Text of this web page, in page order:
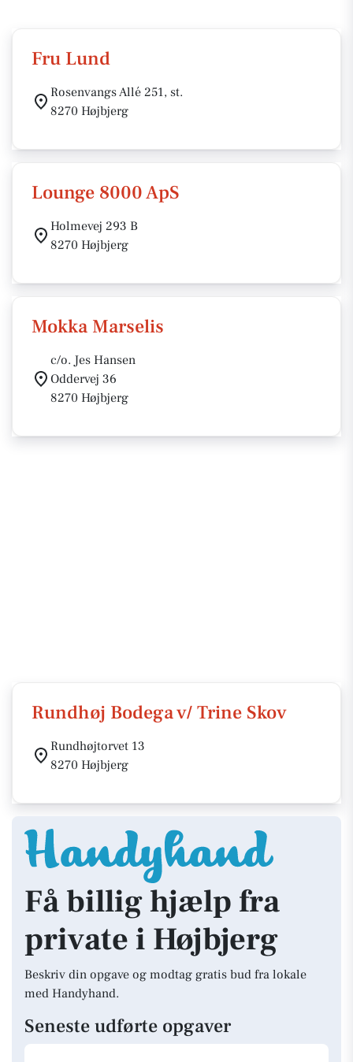
Fru Lund
Rosenvangs Allé 251, st.
8270 Højbjerg
Lounge 8000 ApS
Holmevej 293 B
8270 Højbjerg
Mokka Marselis
c/o. Jes Hansen
Oddervej 36
8270 Højbjerg
Rundhøj Bodega v/ Trine Skov
Rundhøjtorvet 13
8270 Højbjerg
Få billig hjælp fra
private i Højbjerg
Beskriv din opgave og modtag gratis bud fra lokale
med Handyhand.
Seneste udførte opgaver